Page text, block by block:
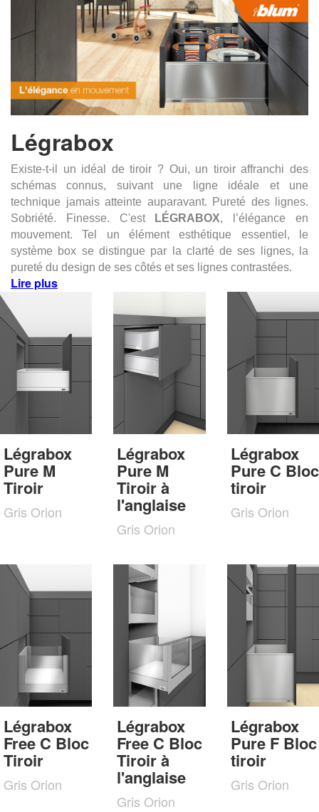
Légrabox
Existe-t-il un idéal de tiroir ? Oui, un tiroir affranchi des
schémas connus, suivant une ligne idéale et une
technique jamais atteinte auparavant. Pureté des lignes.
Sobriété. Finesse. C'est
LÉGRABOX, l’élégance en
mouvement. Tel un élément esthétique essentiel, le
système box se distingue par la clarté de ses lignes, la
pureté du design de ses côtés et ses lignes contrastées.
Lire plus
Légrabox
Pure M
Tiroir
Gris Orion
Légrabox
Pure M
Tiroir à
l'anglaise
Gris Orion
Légrabox
Pure C Bloc
tiroir
Gris Orion
Légrabox
Free C Bloc
Tiroir
Gris Orion
Légrabox
Free C Bloc
Tiroir à
l'anglaise
Gris Orion
Légrabox
Pure F Bloc
tiroir
Gris Orion